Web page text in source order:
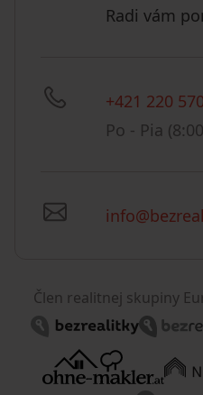
Radi vám
+421 220
Po - Pia
Člen realitnej skupiny